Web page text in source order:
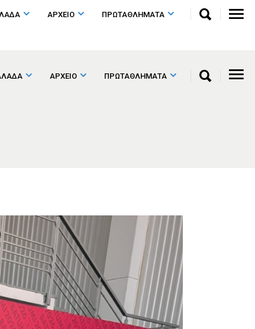
ΑΡΧΕΙΟ ΠΡΩΤΑΘΛΗΜΑΤΑ
ΑΡΧΕΙΟ ΠΡΩΤΑΘΛΗΜΑΤΑ